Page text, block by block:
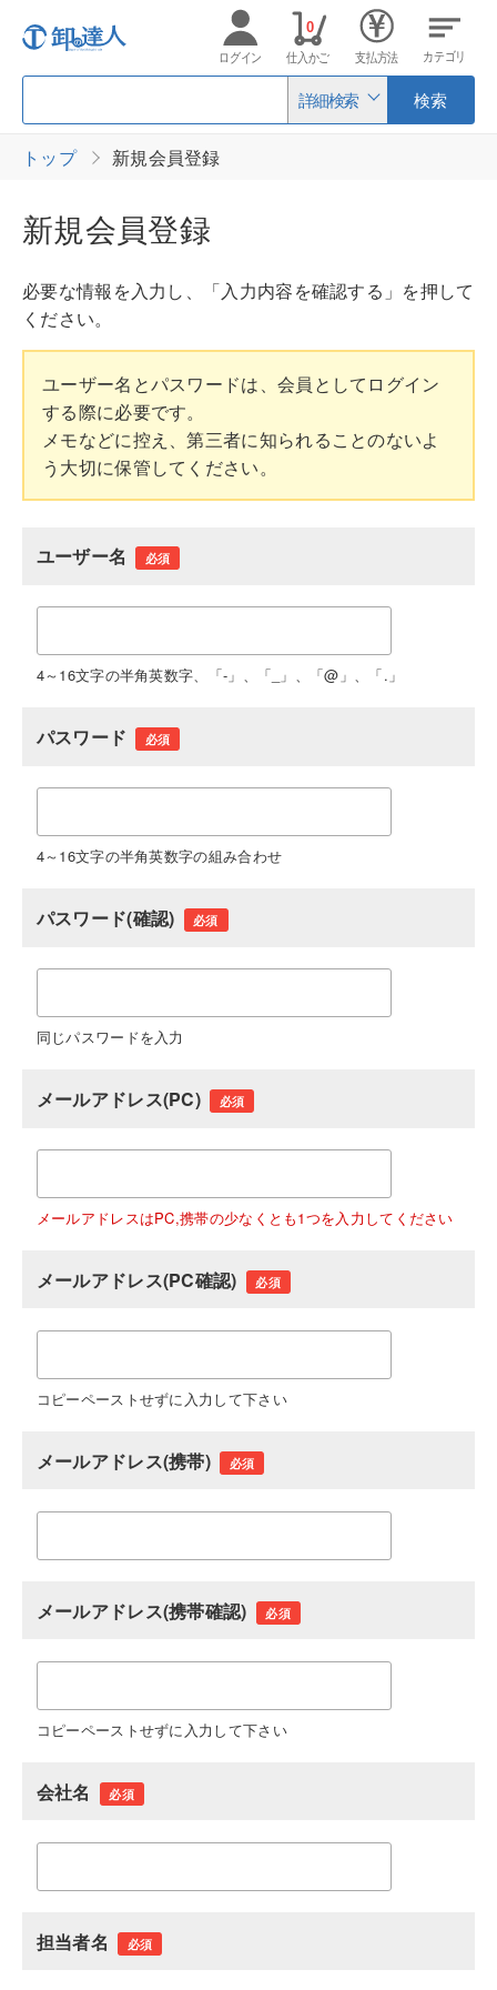
詳細検索 検索
ログイン 仕入かご
0
支払方法 カテゴリ
トップ 新規会員登録
新規会員登録
必要な情報を入力し、「入力内容を確認する」を押して
ください。
ユーザー名とパスワードは、会員としてログイン
する際に必要です。
メモなどに控え、第三者に知られることのないよ
う大切に保管してください。
ユーザー名 必須
4～16文字の半角英数字、「-」、「_」、「@」、「.」
パスワード 必須
4～16文字の半角英数字の組み合わせ
パスワード(確認) 必須
同じパスワードを入力
メールアドレス(PC) 必須
メールアドレスはPC,携帯の少なくとも1つを入力してください
メールアドレス(PC確認) 必須
コピーペーストせずに入力して下さい
メールアドレス(携帯) 必須
メールアドレス(携帯確認) 必須
コピーペーストせずに入力して下さい
会社名 必須
担当者名 必須